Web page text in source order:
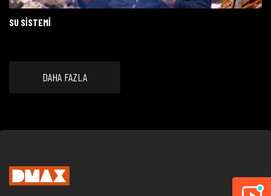
SU SISTEMI
DAHA FAZLA